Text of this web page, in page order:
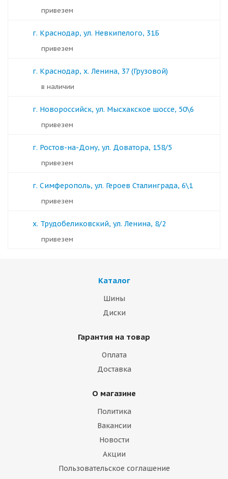
Привезем
г. Краснодар, ул. Невкипелого, 31Б
Привезем
г. Краснодар, х. Ленина, 37 (Грузовой)
в наличии
г. Новороссийск, ул. Мысхакское шоссе, 50\6
Привезем
г. Ростов-на-Дону, ул. Доватора, 158/5
Привезем
г. Симферополь, ул. Героев Сталинграда, 6\1
Привезем
х. Трудобеликовский, ул. Ленина, 8/2
Привезем
Каталог
Шины
Диски
Гарантия на товар
Оплата
Доставка
О магазине
Политика
Вакансии
Новости
Акции
Пользовательское соглашение